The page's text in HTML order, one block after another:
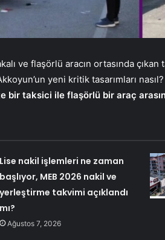
ve flaşörlü aracın ortasında çıkan
yeni kritik tasarımları nasıl?
bir taksici ile flaşörlü bir araç
Lise nakil işlemleri ne zaman
başlıyor, MEB 2026 nakil ve
yerleştirme takvimi açıklandı
mı?
Ağustos 7, 2026